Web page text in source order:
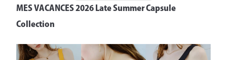
MES VACANCES 2026 Late Summer Capsule
Collection